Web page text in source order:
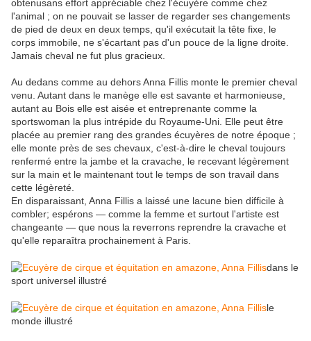
obtenusans effort appréciable chez l'écuyère comme chez
l'animal ; on ne pouvait se lasser de regarder ses changements
de pied de deux en deux temps, qu'il exécutait la tête fixe, le
corps immobile, ne s'écartant pas d'un pouce de la ligne droite.
Jamais cheval ne fut plus gracieux.
Au dedans comme au dehors Anna Fillis monte le premier cheval
venu. Autant dans le manège elle est savante et harmonieuse,
autant au Bois elle est aisée et entreprenante comme la
sportswoman la plus intrépide du Royaume-Uni. Elle peut être
placée au premier rang des grandes écuyères de notre époque ;
elle monte près de ses chevaux, c'est-à-dire le cheval toujours
renfermé entre la jambe et la cravache, le recevant légèrement
sur la main et le maintenant tout le temps de son travail dans
cette légèreté.
En disparaissant, Anna Fillis a laissé une lacune bien difficile à
combler; espérons — comme la femme et surtout l'artiste est
changeante — que nous la reverrons reprendre la cravache et
qu'elle reparaîtra prochainement à Paris.
dans le
sport universel illustré
le
monde illustré